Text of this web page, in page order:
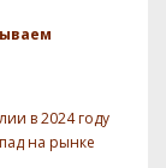
в 2024 году
на рынке